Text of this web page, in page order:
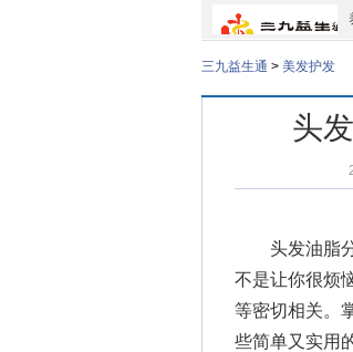
三九益生通 > 美发护发
头
头发油脂分
不是让你很烦
等密切相关。
些简单又实用